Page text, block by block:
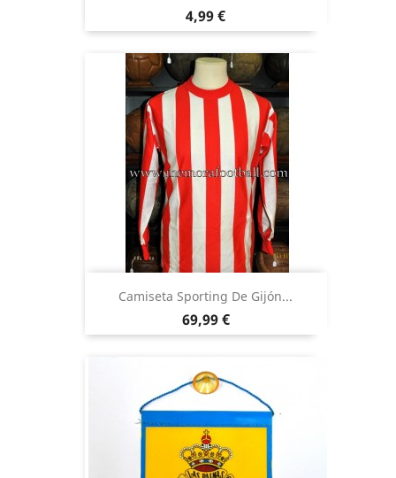
Precio
4,99 €
Camiseta Sporting De Gijón...
Precio
69,99 €